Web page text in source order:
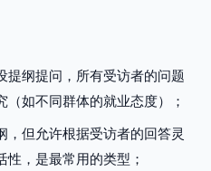
提纲提问，所有受访者的问题
如不同群体的就业态度）；
，但允许根据受访者的回答灵
，是最常用的类型；